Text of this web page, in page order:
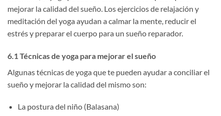
mejorar la calidad del sueño. Los ejercicios de relajación y
meditación del yoga ayudan a calmar la mente, reducir el
estrés y preparar el cuerpo para un sueño reparador.
6.1 Técnicas de yoga para mejorar el sueño
Algunas técnicas de yoga que te pueden ayudar a conciliar el
sueño y mejorar la calidad del mismo son:
La postura del niño (Balasana)